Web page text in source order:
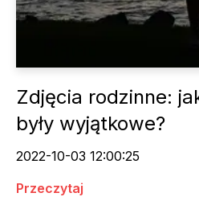
Zdjęcia rodzinne:
były wyjątkowe?
2022-10-03 12:00:25
Przeczytaj